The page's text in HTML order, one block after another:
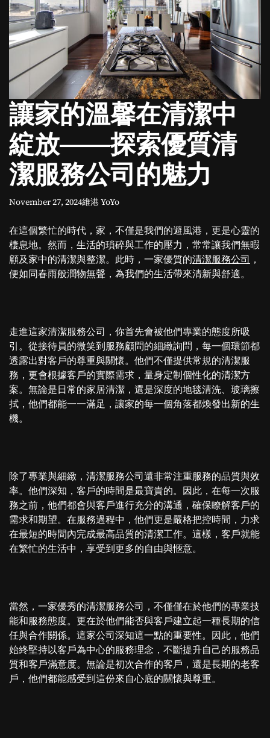
o
d
e
讓家的溫馨在清潔中
綻放——探索優質清
潔服務公司的魅力
November 27, 2024維港 YoYo
在這個繁忙的時代，家，不僅是我們的避風港，更是心靈的
棲息地。然而，生活的瑣碎與工作的壓力，常常讓我們無暇
顧及家中的清潔與整潔。此時，一家優質的清潔服務公司 ，
便如同春雨般潤物無聲，為我們的生活帶來清新與舒適。
走進這家清潔服務公司，你首先會被他們專業的態度所吸
引。從接待員的微笑到服務顧問的細緻詢問，每一個環節都
透露出對客戶的尊重與關懷。他們不僅提供常規的清潔服
務，更會根據客戶的實際需求，量身定制個性化的清潔方
案。無論是日常的家居清潔，還是深度的地毯清洗、玻璃擦
拭，他們都能一一滿足，讓家的每一個角落都煥發出新的生
機。
除了專業與細緻，清潔服務公司還非常注重服務的品質與效
率。他們深知，客戶的時間是最寶貴的。因此，在每一次服
務之前，他們都會與客戶進行充分的溝通，確保瞭解客戶的
需求和期望。在服務過程中，他們更是嚴格把控時間，力求
在最短的時間內完成最高品質的清潔工作。這樣，客戶就能
在繁忙的生活中，享受到更多的自由與愜意。
當然，一家優秀的清潔服務公司，不僅僅在於他們的專業技
能和服務態度。更在於他們能否與客戶建立起一種長期的信
任與合作關係。這家公司深知這一點的重要性。因此，他們
始終堅持以客戶為中心的服務理念，不斷提升自己的服務品
質和客戶滿意度。無論是初次合作的客戶，還是長期的老客
戶，他們都能感受到這份來自心底的關懷與尊重。